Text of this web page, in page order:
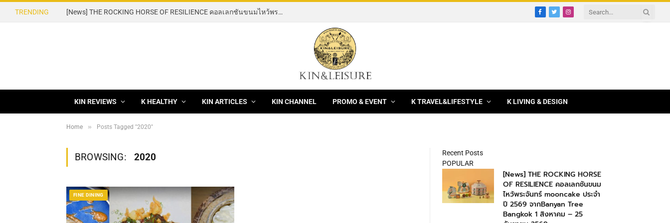
TRENDING [News] THE ROCKING HORSE OF RESILIENCE คอลเลกชันขนมไหว้พระจันทร์ mooncake ประจำปี 2569 จากBanyan Tree Bangkok 1 สิงหาคม – 25 กันยายน 2569
Facebook
TwitterInstagram
KIN REVIEWS K HEALTHY KIN ARTICLES KIN CHANNEL PROMO & EVENT K TRAVEL&LIFESTYLE K LIVING & DESIGN
Home » Posts Tagged "2020"
BROWSING: 2020
FINE DINING
Recent Posts
POPULAR
[News] THE ROCKING HORSE
OF RESILIENCE คอลเลกชันขนม
ไหว้พระจันทร์ mooncake ประจำ
ปี 2569 จากBanyan Tree
Bangkok 1 สิงหาคม – 25